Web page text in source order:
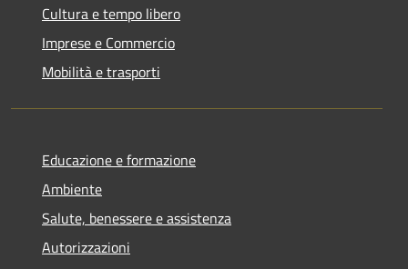
Cultura e tempo libero
Imprese e Commercio
Mobilità e trasporti
Educazione e formazione
Ambiente
Salute, benessere e assistenza
Autorizzazioni